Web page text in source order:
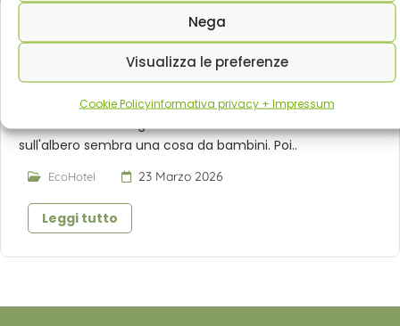
Nega
Visualizza le preferenze
Cookie Policyinformativa privacy + Impressum
Casa sull’albero in Trentino: dove dormire tra i
sull'albero sembra una cosa da bambini. Poi..
EcoHotel 23 Marzo 2026
Leggi tutto